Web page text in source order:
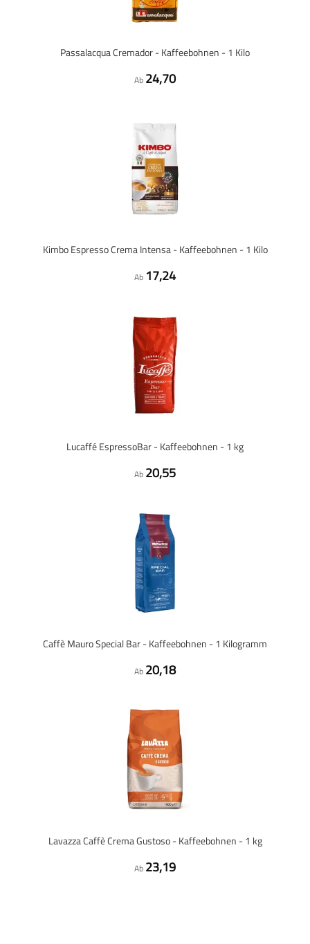
Passalacqua Cremador - Kaffeebohnen - 1 Kilo
Ab 24,70
Kimbo Espresso Crema Intensa - Kaffeebohnen - 1 Kilo
Ab 17,24
Lucaffé EspressoBar - Kaffeebohnen - 1 kg
Ab 20,55
Caffè Mauro Special Bar - Kaffeebohnen - 1 Kilogramm
Ab 20,18
Lavazza Caffè Crema Gustoso - Kaffeebohnen - 1 kg
Ab 23,19